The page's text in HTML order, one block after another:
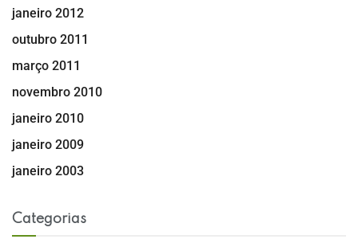
janeiro 2012
outubro 2011
março 2011
novembro 2010
janeiro 2010
janeiro 2009
janeiro 2003
Categorias